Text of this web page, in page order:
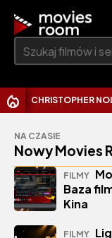
Szukaj:
CHRISTOPHER
NA CZASIE
Nowy Movies
FILMY
Baza
Kina
FILMY